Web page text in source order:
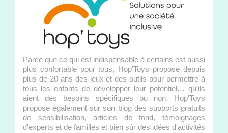
Parce que ce qui est indispensable à certains est aussi
plus confortable pour tous, Hop'Toys propose depuis
plus de 20 ans des jeux et des outils pour permettre à
tous les enfants de développer leur potentiel… qu'ils
aient des besoins spécifiques ou non. Hop'Toys
propose également sur son blog des supports gratuits
de sensibilisation, articles de fond, témoignages
d'experts et de familles et bien sûr des idées d'activités